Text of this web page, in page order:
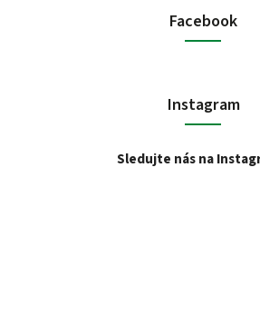
Facebook
Instagram
Sledujte nás na